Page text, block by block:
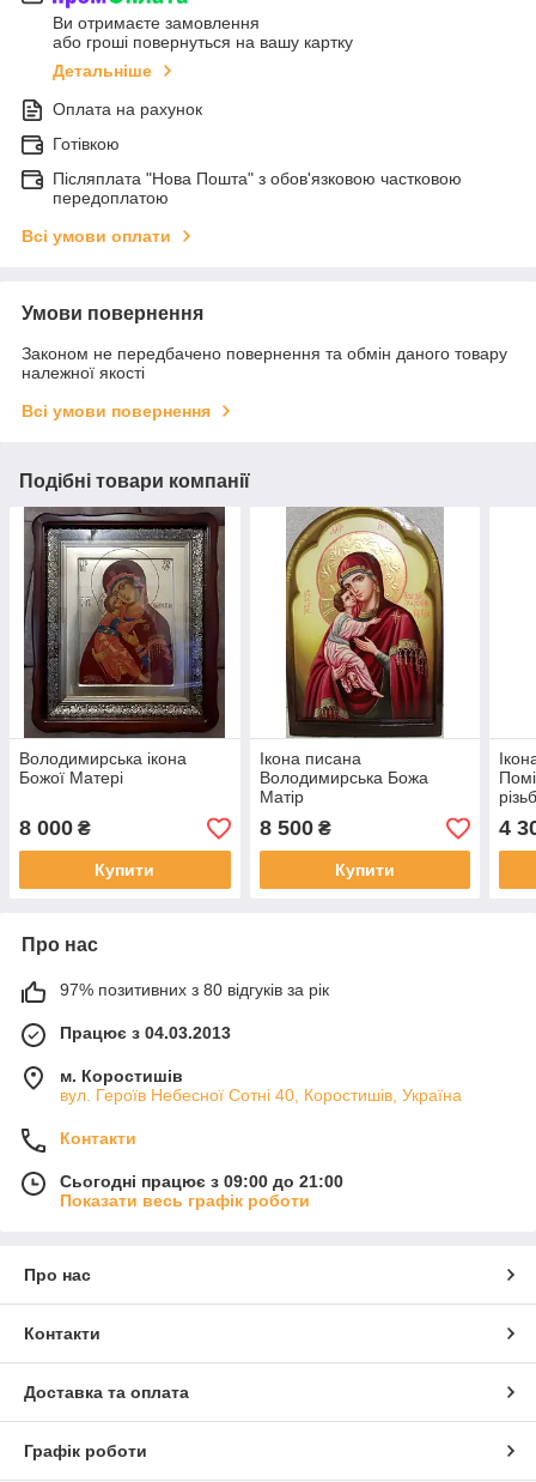
Ви отримаєте замовлення
або гроші повернуться на вашу картку
Детальніше
Оплата на рахунок
Готівкою
Післяплата "Нова Пошта" з обов'язковою частковою
передоплатою
Всі умови оплати
Умови повернення
Законом не передбачено повернення та обмін даного товару
належної якості
Всі умови повернення
Подібні товари компанії
Володимирська ікона
Божої Матері
8 000 ₴
Купити
Ікона писана
Володимирська Божа
Матір
8 500₴
Купити
4
Про нас
97% позитивних з 80 відгуків за рік
Працює з 04.03.2013
м. Коростишів
вул. Героїв Небесної Сотні 40, Коростишів, Україна
Контакти
Сьогодні працює з 09:00 до 21:00
Показати весь графік роботи
Про нас
Контакти
Доставка та оплата
Графік роботи